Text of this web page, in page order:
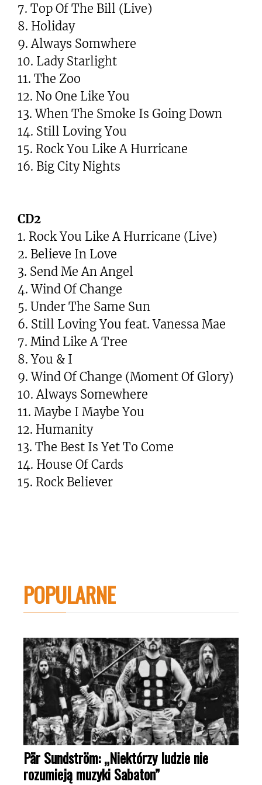
7. Top Of The Bill (Live)
8. Holiday
9. Always Somwhere
10. Lady Starlight
11. The Zoo
12. No One Like You
13. When The Smoke Is Going Down
14. Still Loving You
15. Rock You Like A Hurricane
16. Big City Nights
CD2
1. Rock You Like A Hurricane (Live)
2. Believe In Love
3. Send Me An Angel
4. Wind Of Change
5. Under The Same Sun
6. Still Loving You feat. Vanessa Mae
7. Mind Like A Tree
8. You & I
9. Wind Of Change (Moment Of Glory)
10. Always Somewhere
11. Maybe I Maybe You
12. Humanity
13. The Best Is Yet To Come
14. House Of Cards
15. Rock Believer
POPULARNE
Pär Sundström: „Niektórzy ludzie nie
rozumieją muzyki Sabaton”